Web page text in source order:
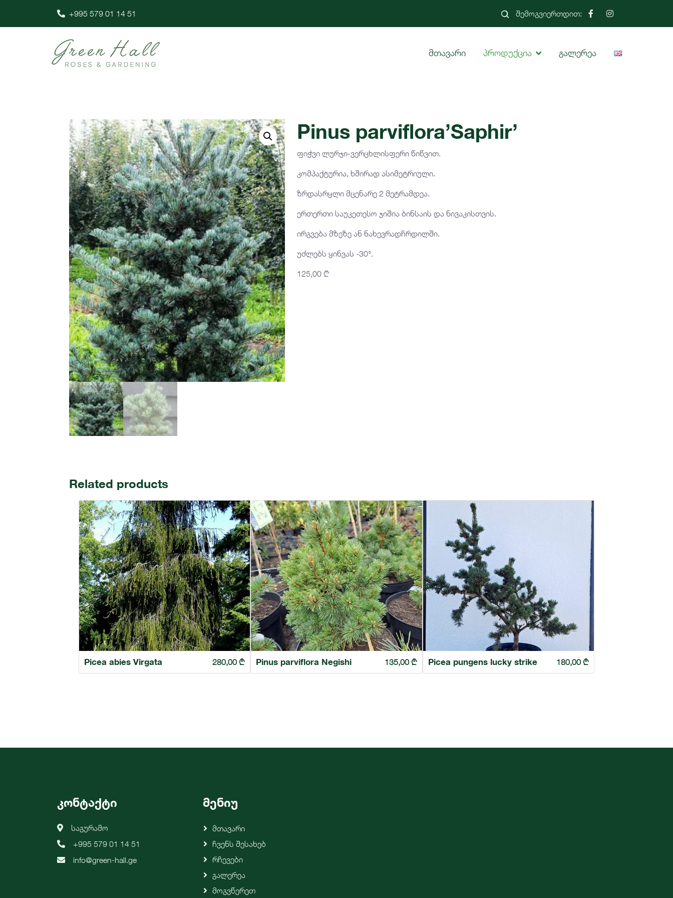
+995 579 01 14 51 შემოგვიერთდით:
მთავარი პროდუქცია გალერეა
Pinus parviflora’Saphir’
ფიჭვი ლურჯი-ვერცხლისფერი წიწვით.
კომპაქტურია, ხშირად ასიმეტრიული.
ზრდასრყლი მცენარე 2 მეტრამდეა.
ერთერთი საუკეთესო ჯიშია ბინსაის და ნივაკისთვის.
ირგვება მზეზე ან ნახევრადჩრდილში.
უძლებს ყინვას -30°.
125,00 ₾
Related products
Picea abies Virgata 280,00₾ Pinus parviflora Negishi 135,00 ₾ Picea pungens lucky strike 180,00₾
კონტაქტი
საგურამო
+995 579 01 14 51
info@green-hall.ge
მენიუ
Მთავარი
Ჩვენს Შესახებ
Რჩევები
Გალერეა
Მოგვწერეთ